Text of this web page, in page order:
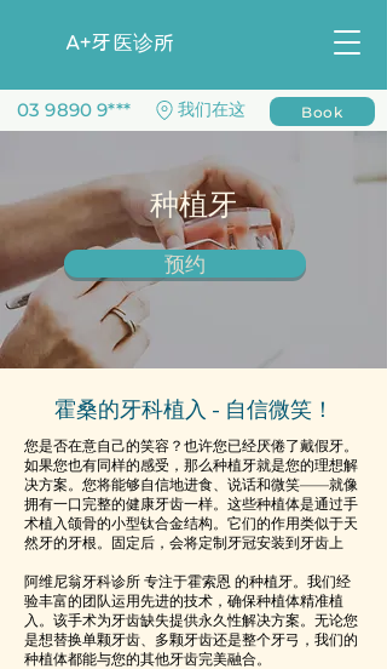
​A+牙医诊所
03 9890 9*** ​我们在这 Book
​种植牙
预约
霍桑的牙科植入 - 自信微笑！
您是否在意自己的笑容？也许您已经厌倦了戴假牙。
如果您也有同样的感受，那么种植牙就是您的理想解
决方案。您将能够自信地进食、说话和微笑——就像
拥有一口完整的健康牙齿一样。这些种植体是通过手
术植入颌骨的小型钛合金结构。它们的作用类似于天
然牙的牙根。固定后，会将定制牙冠安装到牙齿上
阿维尼翁牙科诊所 专注于霍索恩 的种植牙。我们经
验丰富的团队运用先进的技术，确保种植体精准植
入。该手术为牙齿缺失提供永久性解决方案。无论您
是想替换单颗牙齿、多颗牙齿还是整个牙弓，我们的
种植体都能与您的其他牙齿完美融合。